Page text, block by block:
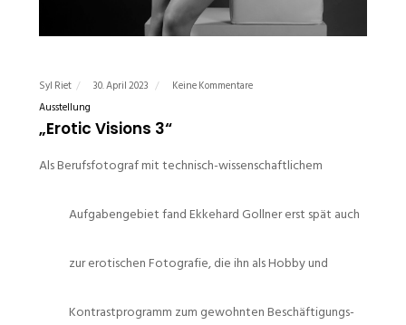
Syl Riet 30. April 2023
Keine Kommentare
Ausstellung
„Erotic Visions 3“
Als Berufsfotograf mit technisch-wissenschaftlichem
Aufgabengebiet fand Ekkehard Gollner erst spät auch
zur erotischen Fotografie, die ihn als Hobby und
Kontrastprogramm zum gewohnten Beschäftigungs-